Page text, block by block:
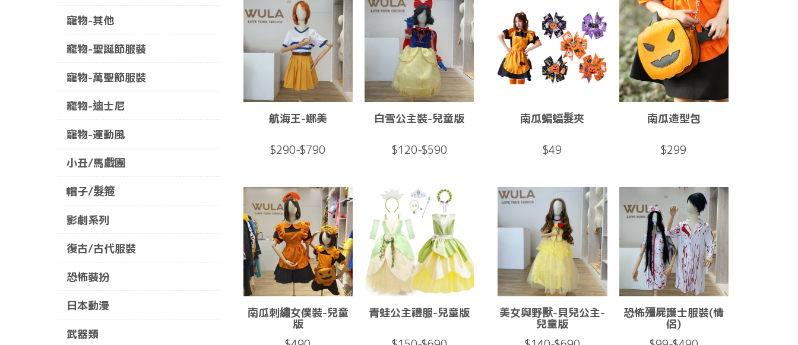
寵物-其他
寵物-聖誕節服裝
寵物-萬聖節服裝
寵物-迪士尼
寵物-運動風
小丑/馬戲團
帽子/髮箍
影劇系列
復古/古代服裝
恐怖裝扮
日本動漫
武器類
航海王-娜美
$290-$790
白雪公主裝-兒童版
$120-$590
南瓜蝙蝠髮夾
$49
南瓜造型包
$299
南瓜刺繡女僕裝-兒童
版
青蛙公主禮服-兒童版 美女與野獸-貝兒公主-
兒童版
恐怖殭屍護士服裝(情
侶)